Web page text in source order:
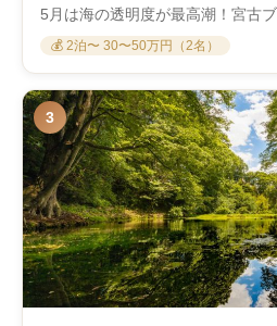
5月は海の透明度が最高潮！宮古
💰 2泊〜 30〜50万円（2名）
3